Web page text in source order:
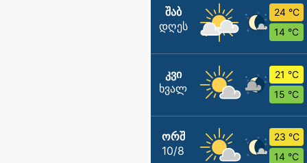
ᲨᲐᲑ
დღეს
24 °C
14 °C
ᲙᲕᲘ
ხვალ
21 °C
15 °C
ᲝᲠᲨ
10/8
23 °C
14 °C